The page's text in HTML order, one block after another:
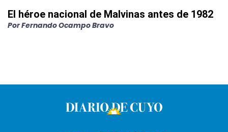
El héroe nacional de Malvinas antes de 1982
PorFernando Ocampo Bravo